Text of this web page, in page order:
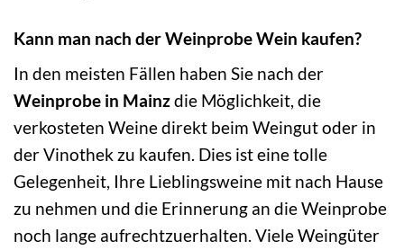
Kann man nach der Weinprobe Wein kaufen?
In den meisten Fällen haben Sie nach der
Weinprobe in Mainzdie Möglichkeit, die
verkosteten Weine direkt beim Weingut oder in
der Vinothek zu kaufen. Dies ist eine tolle
Gelegenheit, Ihre Lieblingsweine mit nach Hause
zu nehmen und die Erinnerung an die Weinprobe
noch lange aufrechtzuerhalten. Viele Weingüter